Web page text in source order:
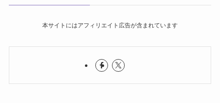
本サイトにはアフィリエイト広告が含まれています